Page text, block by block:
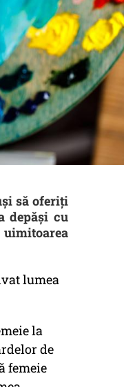
să oferiți
depăși cu
uimitoarea
lumea
la
de
femeie